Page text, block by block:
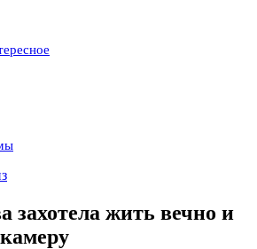
захотела жить вечно и